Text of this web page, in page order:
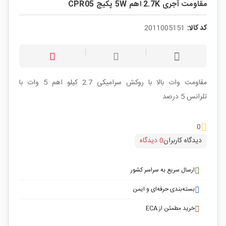
مقاومت آجری 2.7K اهم 5W پکیج CPR05
کد کالا: 2011005151
مقاومت وات بالا با روکش سرامیکی 2.7 کیلو اهم 5 وات با
تلرانس 5 درصد
0
دیدگاه کاربران0 دیدگاه
ارسال سریع به سراسر کشور
بسته‌بندی حرفه‌ای و ایمن
خرید مطمئن از ECA